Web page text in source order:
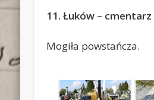
11. Łuków –
Mogiła powstańcza.